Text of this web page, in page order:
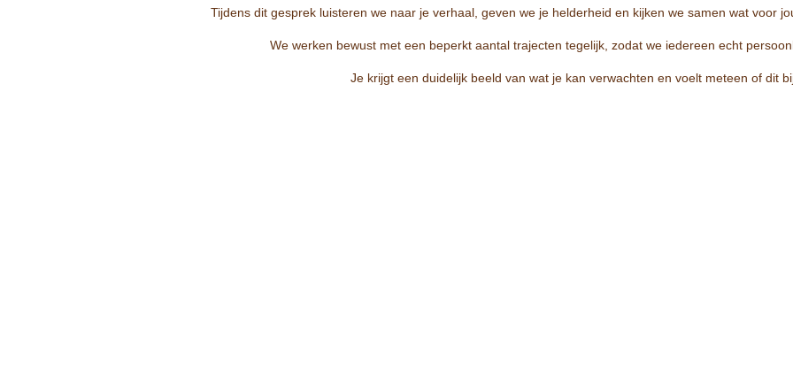
Tijdens dit gesprek luisteren we naar je verhaal, geven we je helderheid en kijken we samen wat voor
We werken bewust met een beperkt aantal trajecten tegelijk, zodat we iedereen echt
Je krijgt een duidelijk beeld van wat je kan verwachten en voelt meteen of dit